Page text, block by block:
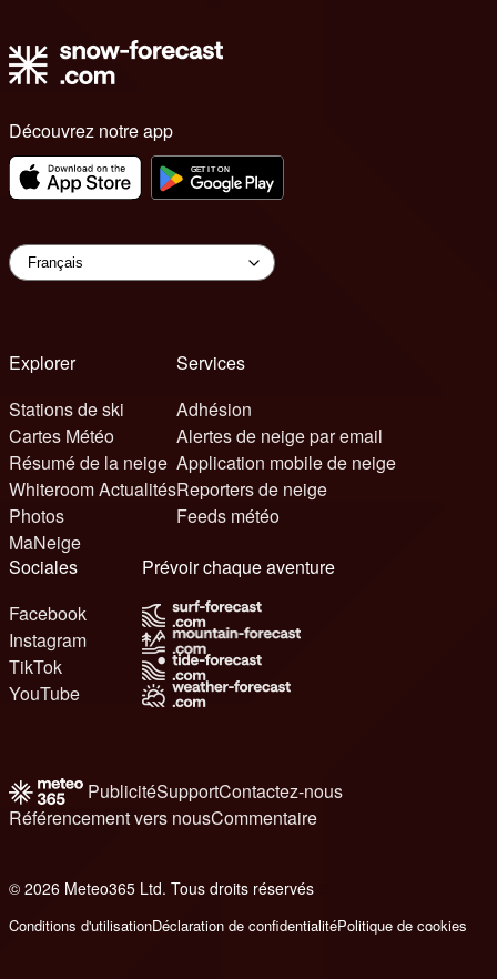
Découvrez notre app
Explorer
Stations de ski
Cartes Météo
Résumé de la neige
Whiteroom Actualités
Photos
MaNeige
Services
Adhésion
Alertes de neige par email
Application mobile de neige
Reporters de neige
Feeds météo
Sociales
Facebook
Instagram
TikTok
YouTube
Prévoir chaque aventure
PublicitéSupportContactez-nous
Référencement vers nousCommentaire
© 2026 Meteo365 Ltd. Tous droits réservés
Conditions d'utilisationDéclaration de confidentialitéPolitique de cookies